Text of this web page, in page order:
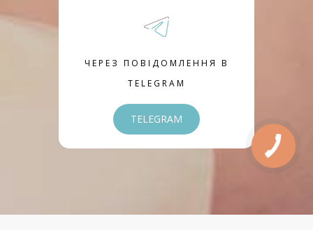
ЧЕРЕЗ ПОВІДОМЛЕННЯ В
TELEGRAM
TELEGRAM